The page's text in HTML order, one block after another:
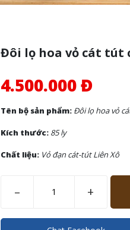
Đôi lọ hoa vỏ cát tút
4.500.000 Đ
Tên bộ sản phẩm: Đôi lọ hoa vỏ
Kích thước:85 ly
Chất liệu: Vỏ đạn cát-tút Liên Xô
– +